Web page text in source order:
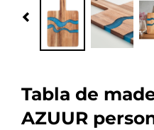
Previous
Tabla de
AZUUR